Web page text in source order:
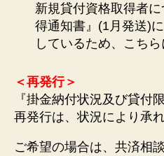
新規貸付資格取得者
得通知書』(1月発送)
しているため、こち
＜再発行＞
『掛金納付状況及び貸付
再発行は、状況により承
ご希望の場合は、共済相